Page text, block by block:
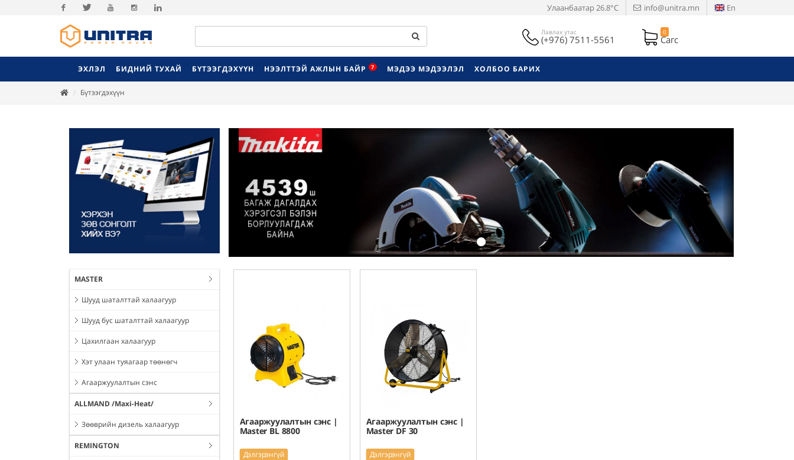
Facebook
Улаанбаатар26.8°C info@unitra.mn En
Лавлах утас
(+976) 7511-5561
0
Сагс
ЭХЛЭЛ БИДНИЙ ТУХАЙ БҮТЭЭГДЭХҮҮН НЭЭЛТТЭЙ АЖЛЫН БАЙР 7 МЭДЭЭ МЭДЭЭЛЭЛ ХОЛБОО БАРИХ
Бүтээгдэхүүн
MASTER
Шууд шаталттай халаагуур
Шууд бус шаталттай халаагуур
Цахилгаан халаагуур
Хэт улаан туяагаар төөнөгч
Агааржуулалтын сэнс
ALLMAND /Maxi-Heat/
Зөөврийн дизель халаагуур
REMINGTON
Previous
Агааржуулалтын сэнс |
Master BL 8800
Дэлгэрэнгүй
Агааржуулалтын сэнс |
Master DF 30
Дэлгэрэнгүй